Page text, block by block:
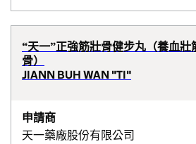
“天一”正強筋壯骨健步丸（養血壯
骨）
JIANN BUH WAN "TI"
申請商
天一藥廠股份有限公司